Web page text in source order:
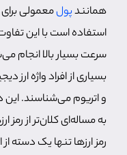
همانندپولمعمولی
استفاده است با این
سرعت بسیار بالا انجام
بسیاری از افراد واژه ارز
و اتریوم می‌شناسند. این
به مساله‌ای کلان‌تر از
رمز ارزها تنها یک دسته